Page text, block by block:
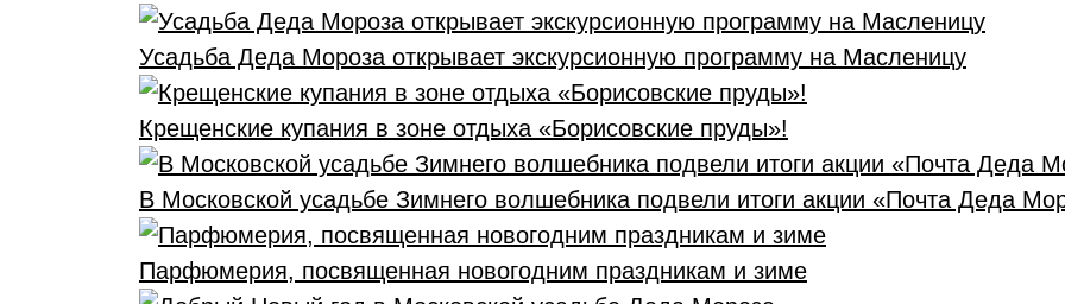
Усадьба Деда Мороза открывает экскурсионную программу на Масленицу
Крещенские купания в зоне отдыха «Борисовские пруды»!
В Московской усадьбе Зимнего волшебника подвели итоги акции «Почта Деда
Парфюмерия, посвященная новогодним праздникам и зиме